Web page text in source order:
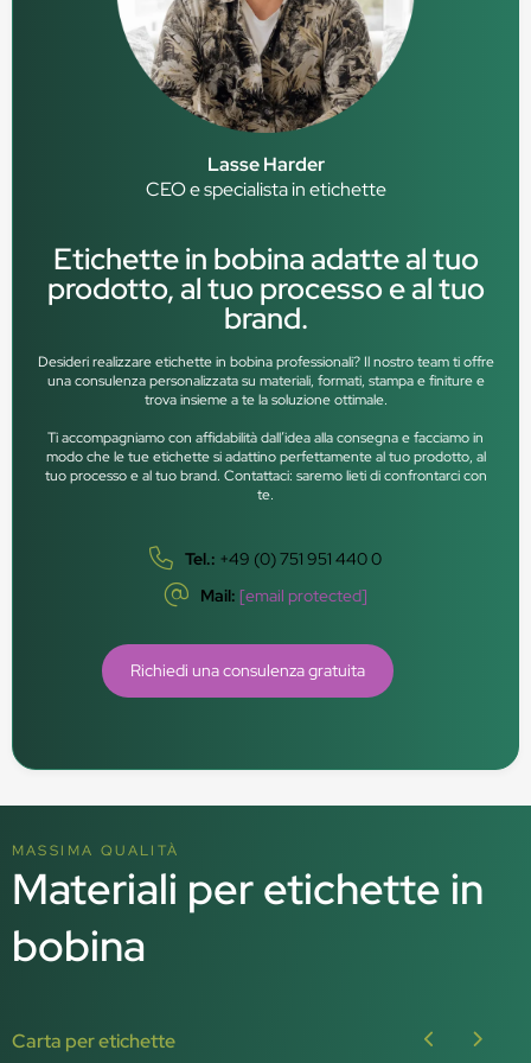
Lasse Harder
CEO e specialista in etichette
Etichette in bobina adatte al tuo
prodotto, al tuo processo e al tuo
brand.
Desideri realizzare etichette in bobina professionali? Il nostro team ti offre
una consulenza personalizzata su materiali, formati, stampa e finiture e
trova insieme a te la soluzione ottimale.
Ti accompagniamo con affidabilità dall’idea alla consegna e facciamo in
modo che le tue etichette si adattino perfettamente al tuo prodotto, al
tuo processo e al tuo brand. Contattaci: saremo lieti di confrontarci con
te.
Tel.: +49 (0) 751 951 440 0
Mail: [email protected]
Richiedi una consulenza gratuita
MASSIMA QUALITÀ
Materiali per etichette in
bobina
Carta per etichette